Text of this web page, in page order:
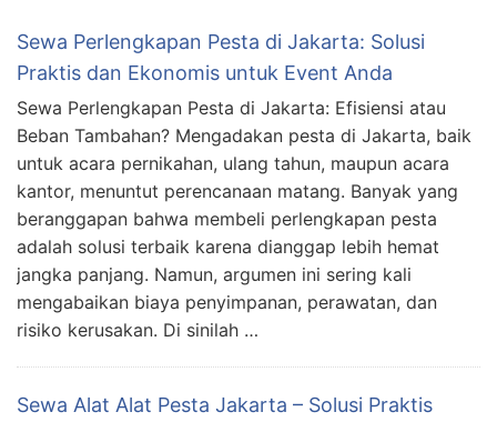
Sewa Perlengkapan Pesta di Jakarta: Solusi
Praktis dan Ekonomis untuk Event Anda
Sewa Perlengkapan Pesta di Jakarta: Efisiensi atau
Beban Tambahan? Mengadakan pesta di Jakarta, baik
untuk acara pernikahan, ulang tahun, maupun acara
kantor, menuntut perencanaan matang. Banyak yang
beranggapan bahwa membeli perlengkapan pesta
adalah solusi terbaik karena dianggap lebih hemat
jangka panjang. Namun, argumen ini sering kali
mengabaikan biaya penyimpanan, perawatan, dan
risiko kerusakan. Di sinilah …
Sewa Alat Alat Pesta Jakarta – Solusi Praktis